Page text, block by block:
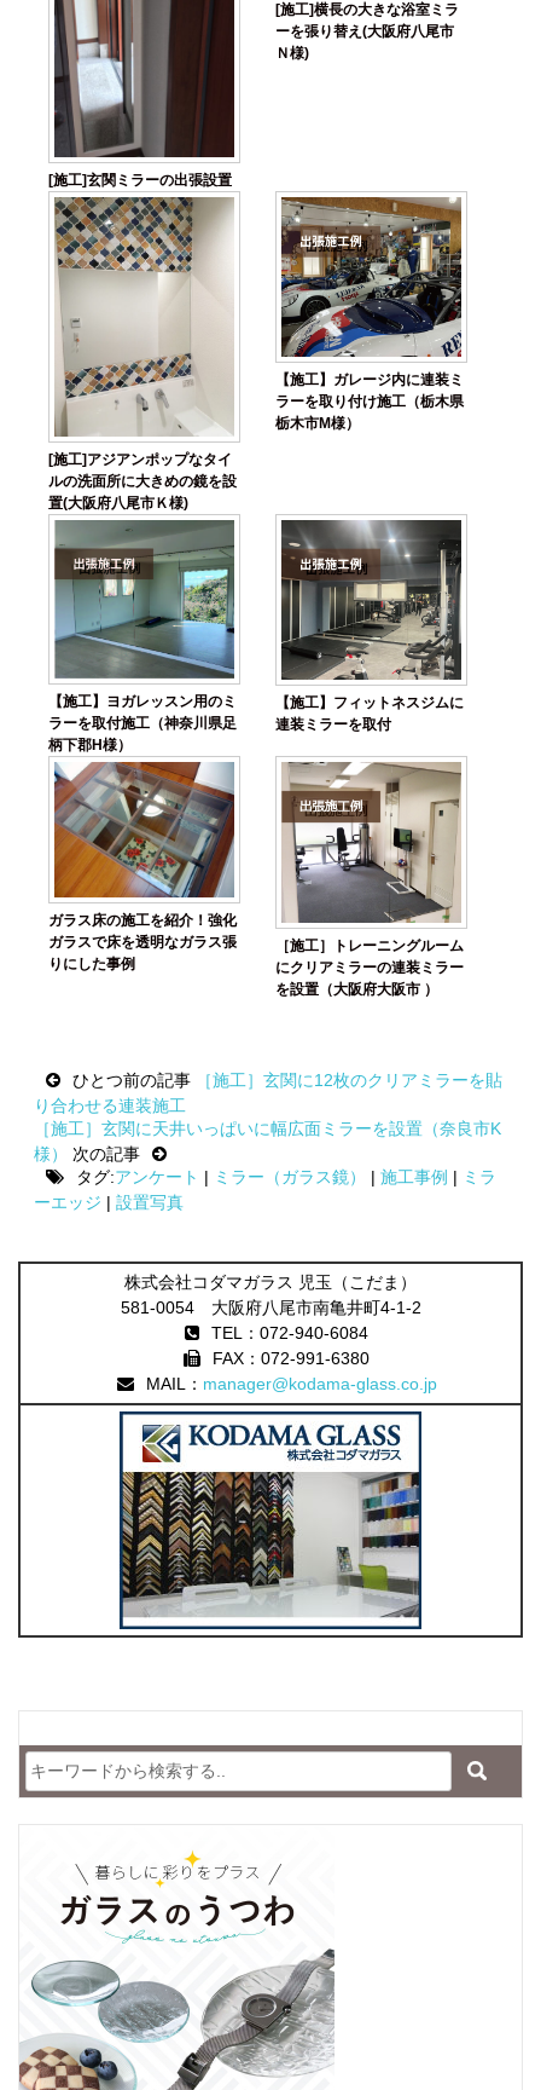
[施工]玄関ミラーの出張設置
[施工]横長の大きな浴室ミラ
ーを張り替え(大阪府八尾市
Ｎ様)
[施工]アジアンポップなタイ
ルの洗面所に大きめの鏡を設
置(大阪府八尾市Ｋ様)
【施工】ガレージ内に連装ミ
ラーを取り付け施工（栃木県
栃木市M様）
【施工】ヨガレッスン用のミ
ラーを取付施工（神奈川県足
柄下郡H様）
【施工】フィットネスジムに
連装ミラーを取付
ガラス床の施工を紹介！強化
ガラスで床を透明なガラス張
りにした事例
［施工］トレーニングルーム
にクリアミラーの連装ミラー
を設置（大阪府大阪市 ）
navigationひとつ前の記事［施工］玄関に12枚のクリアミラーを貼
り合わせる連装施工
［施工］玄関に天井いっぱいに幅広面ミラーを設置（奈良市K
様） 次の記事
タグ:アンケート | ミラー（ガラス鏡） | 施工事例 | ミラ
ーエッジ | 設置写真
株式会社コダマガラス 児玉（こだま）
581-0054 大阪府八尾市南亀井町4-1-2
TEL：072-940-6084
FAX：072-991-6380
MAIL： manager@kodama-glass.co.jp